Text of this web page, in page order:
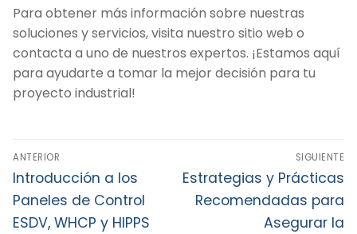
Para obtener más información sobre nuestras
soluciones y servicios, visita nuestro sitio web o
contacta a uno de nuestros expertos. ¡Estamos aquí
para ayudarte a tomar la mejor decisión para tu
proyecto industrial!
Navegación
de
entradas
ANTERIOR
Entrada
anterior:
Introducción a los
Paneles de Control
ESDV, WHCP y HIPPS
SIGUIENTE
Entrada
siguiente:
Estrategias y Prácticas
Recomendadas para
Asegurar la